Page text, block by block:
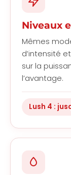
Niveaux
Mêmes
d’intensité et
sur la
l’avantage.
Lush 4 :